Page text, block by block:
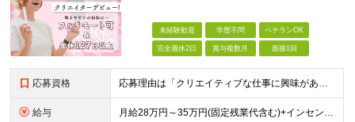
未経験歓迎 学歴不問 ベテランOK
完全週休2日 賞与複数月 面接1回
応募資格 応募理由は「クリエイティブな仕事に興味がある」でOK！ #学歴不問 #未経験OK ★1つでも当てはまれば、マッチング率高め★ □ SNSやYouTubeに興味がある方 □ アイデアを考えることが好き
給与 月給28万円～35万円(固定残業代含む)+インセンティブ＋各種手当 ※経験・能力等を考慮の上、決定します。 ※残業はほとんどありませんが、発生した場合は時間外手当を100％支給します。 【固定残業